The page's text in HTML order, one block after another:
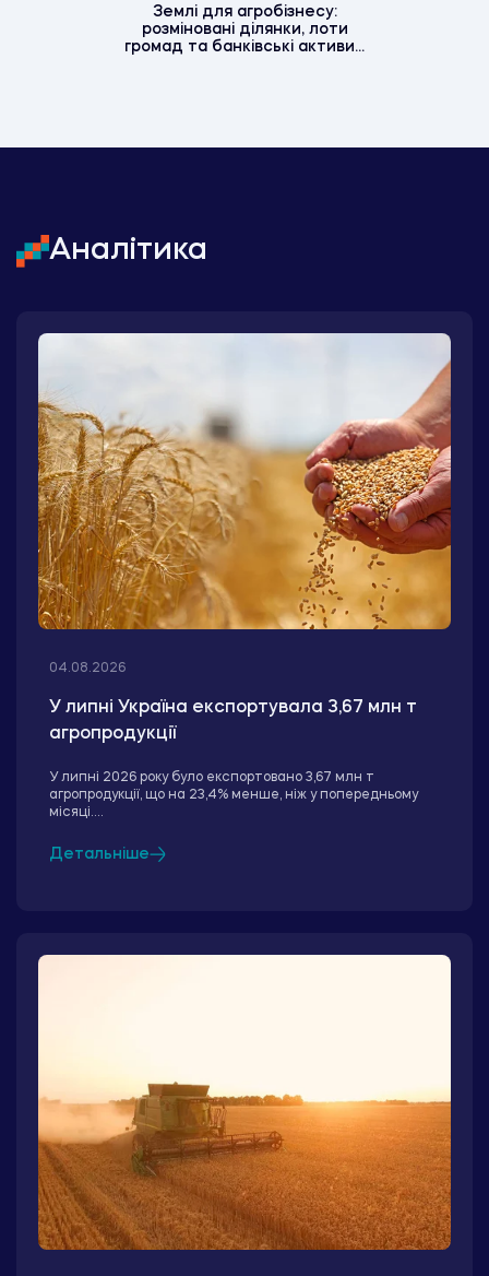
Землі для агробізнесу:
розміновані ділянки, лоти
громад та банківські активи...
Аналітика
04.08.2026
У липні Україна експортувала 3,67 млн т
агропродукції
У липні 2026 року було експортовано 3,67 млн т
агропродукції, що на 23,4% менше, ніж у попередньому
місяці....
Детальніше